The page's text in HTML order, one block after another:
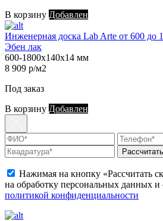
В корзину Добавлен
Инженерная доска Lab Arte от 600 до
Эбен лак
600-1800х140х14 мм
8 909 р/м2
Под заказ
В корзину Добавлен
Нажимая на кнопку «Рассчитать
на обработку персональных данных и
политикой конфиденциальности